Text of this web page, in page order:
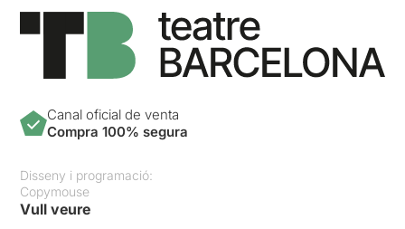
Canal oficial de venta
Compra 100% segura
Disseny i programació:
Copymouse
Vull veure